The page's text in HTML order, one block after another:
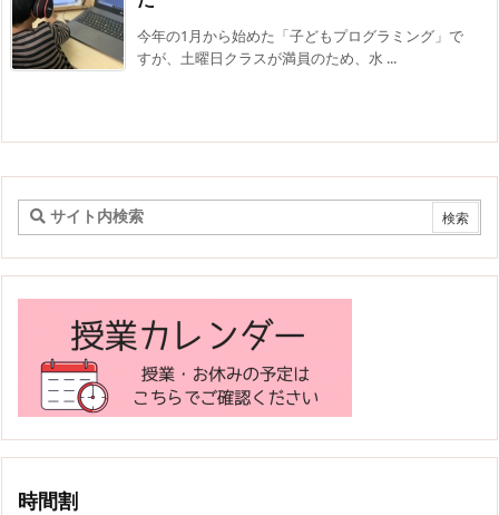
今年の1月から始めた「子どもプログラミング」で
すが、土曜日クラスが満員のため、水 ...
時間割